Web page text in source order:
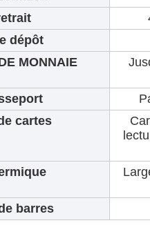
dépôt
MONNAIE
cartes
barres